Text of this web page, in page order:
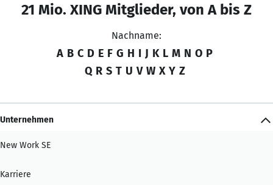
21 Mio. XING Mitglieder, von A bis Z
Nachname:
A B C D E F G H I J K L M N O P
Q R S T U V W X Y Z
Unternehmen
New Work SE
Karriere